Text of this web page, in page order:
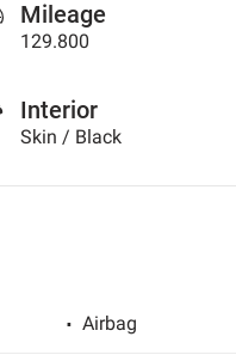
Mileage
129.800
Interior
Skin / Black
Airbag